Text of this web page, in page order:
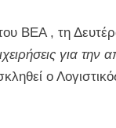
ΒΕΑ , τη
για την
ο